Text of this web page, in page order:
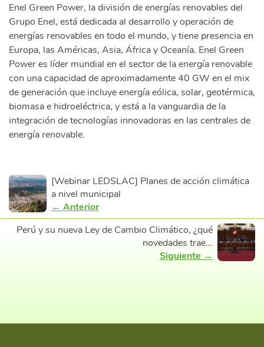
Enel Green Power, la división de energías renovables del
Grupo Enel, está dedicada al desarrollo y operación de
energías renovables en todo el mundo, y tiene presencia en
Europa, las Américas, Asia, África y Oceanía. Enel Green
Power es líder mundial en el sector de la energía renovable
con una capacidad de aproximadamente 40 GW en el mix
de generación que incluye energía eólica, solar, geotérmica,
biomasa e hidroeléctrica, y está a la vanguardia de la
integración de tecnologías innovadoras en las centrales de
energía renovable.
[Webinar LEDSLAC] Planes de acción climática
a nivel municipal
← Anterior
Perú y su nueva Ley de Cambio Climático, ¿qué
novedades trae...
Siguiente →